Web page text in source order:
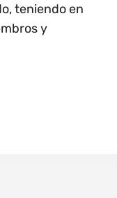
teniendo en
y